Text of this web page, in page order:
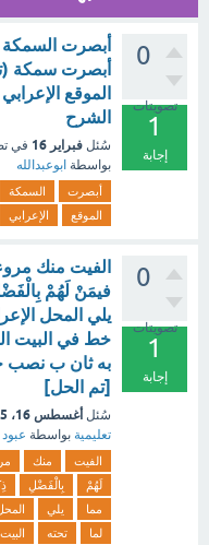
0
تصويتات
1
إجابة
أبصرت السمكة
أبصرت سمكة
الموقع
الشرح
سُئل فبراير 16 في
بواسطة ابوعبدالله
أبصرت السمكة
الموقع
الإعرابي
0
تصويتات
1
إجابة
الفيت منك
فيمَنْ لَهُمْ
يلي المحل
خط في البيت
به ثان ب
[تم الحل]
سُئل أغسطس 16، 2025
تعليمية بواسطة عبود
الفيت منك
لَهُمْ
بِالْفَضْلِ
مما
يلي
لما
تحته البيت